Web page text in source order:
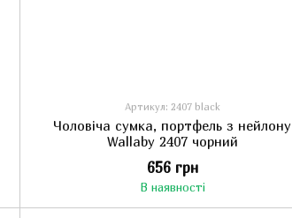
Артикул: 2407 black
Чоловіча сумка, портфель з нейлону
Wallaby 2407 чорний
656 грн
В наявності